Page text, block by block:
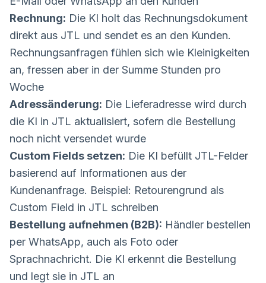
Rechnung: Die KI holt das Rechnungsdokument
direkt aus JTL und sendet es an den Kunden.
Rechnungsanfragen fühlen sich wie Kleinigkeiten
an, fressen aber in der Summe Stunden pro
Woche
Adressänderung: Die Lieferadresse wird durch
die KI in JTL aktualisiert, sofern die Bestellung
noch nicht versendet wurde
Custom Fields setzen: Die KI befüllt JTL-Felder
basierend auf Informationen aus der
Kundenanfrage. Beispiel: Retourengrund als
Custom Field in JTL schreiben
Bestellung aufnehmen (B2B): Händler bestellen
per WhatsApp, auch als Foto oder
Sprachnachricht. Die KI erkennt die Bestellung
und legt sie in JTL an